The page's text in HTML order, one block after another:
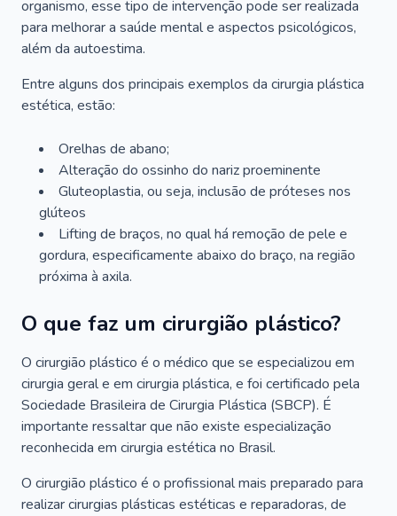
organismo, esse tipo de intervenção pode ser realizada
para melhorar a saúde mental e aspectos psicológicos,
além da autoestima.
Entre alguns dos principais exemplos da cirurgia plástica
estética, estão:
Orelhas de abano;
Alteração do ossinho do nariz proeminente
Gluteoplastia, ou seja, inclusão de próteses nos
glúteos
Lifting de braços, no qual há remoção de pele e
gordura, especificamente abaixo do braço, na região
próxima à axila.
O que faz um cirurgião plástico?
O cirurgião plástico é o médico que se especializou em
cirurgia geral e em cirurgia plástica, e foi certificado pela
Sociedade Brasileira de Cirurgia Plástica (SBCP). É
importante ressaltar que não existe especialização
reconhecida em cirurgia estética no Brasil.
O cirurgião plástico é o profissional mais preparado para
realizar cirurgias plásticas estéticas e reparadoras, de